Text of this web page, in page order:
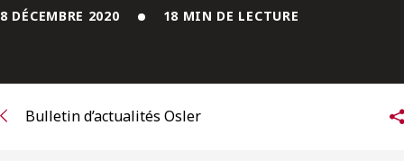
Réseau des anciens d’Osler
ENGLISH
8 DÉCEMBRE 2020 18 MIN DE LECTURE
Bulletin d’actualités Osler